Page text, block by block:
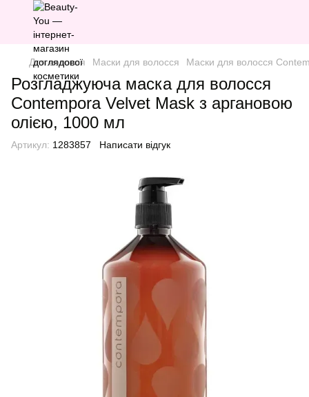
Для волосся Маски для волосся Маски для волосся
Розгладжуюча маска для волосся
Contempora Velvet Mask з аргановою
олією, 1000 мл
Артикул: 1283857 Написати відгук